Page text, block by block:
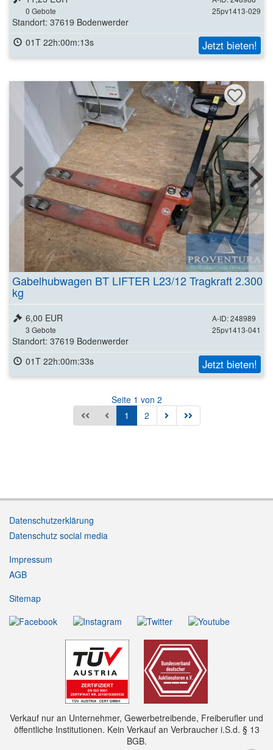
25pv1413-029
0 Gebote
Standort: 37619 Bodenwerder
01T 22h:00m:11s
Jetzt bieten!
Gabelhubwagen BT LIFTER L23/12 Tragkraft 2.300
kg
A-ID: 248989
25pv1413-041
6,00 EUR
3 Gebote
Standort: 37619 Bodenwerder
01T 22h:00m:31s
Jetzt bieten!
Seite 1 von 2
1
2
Datenschutzerklärung
Datenschutz social media
Impressum
AGB
Sitemap
Verkauf nur an Unternehmer, Gewerbetreibende, Freiberufler und
öffentliche Institutionen. Kein Verkauf an Verbraucher i.S.d. § 13
BGB.